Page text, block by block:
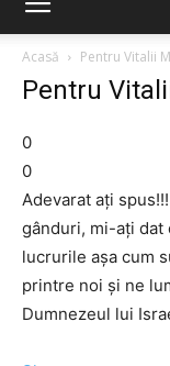
Acasă
Pentru Vitalii
Pentru
0
0
Adevarat aţi
gânduri, mi-aţi dat
lucrurile aşa cum
printre noi şi ne
Dumnezeul lui